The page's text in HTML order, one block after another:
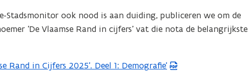
Stadsmonitor ook nood is aan duiding, publiceren we om de
‘De Vlaamse Rand in cijfers’ vat die nota de belangrijkste
Rand in Cijfers 2025’. Deel 1: Demografie’